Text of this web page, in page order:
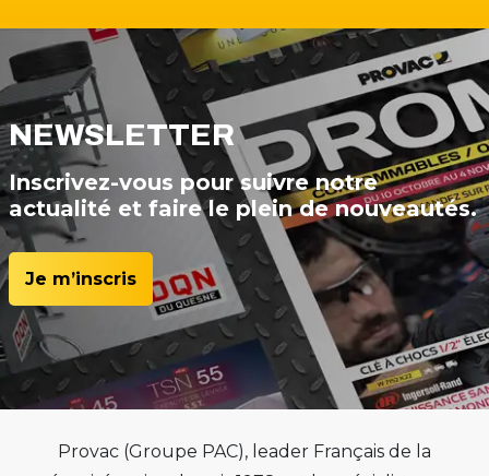
NEWSLETTER
Inscrivez-vous pour suivre notre
actualité et faire le plein de nouveautés.
Je m’inscris
Provac (Groupe PAC), leader Français de la